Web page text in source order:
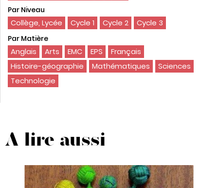
Par Niveau
Collège, Lycée Cycle 1 Cycle 2 Cycle 3
Par Matière
Anglais Arts EMC EPS
Français
Histoire-géographie
Mathématiques
Sciences
Technologie
A lire aussi